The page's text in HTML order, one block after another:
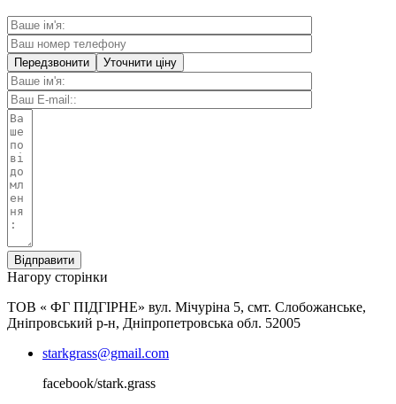
Уточнити ціну
Нагору сторінки
ТОВ « ФГ ПІДГІРНЕ» вул. Мічуріна 5, смт. Сло­божан­ське,
Дніпровський р-н, Дніпропетровська обл. 52005
starkgrass@gmail.com
facebook/stark.grass